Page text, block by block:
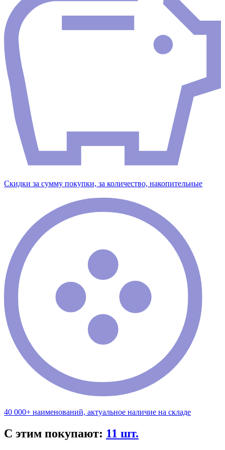
Скидки за сумму покупки, за количество, накопительные
40 000+ наименований, актуальное наличие на складе
С этим покупают: 11 шт.